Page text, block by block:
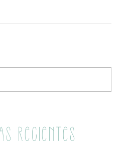
RECIENTES